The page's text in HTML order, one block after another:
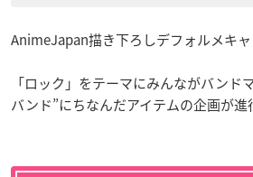
AnimeJapan描き下ろしデフォルメキャ
「ロック」をテーマにみんながバンド
バンド”にちなんだアイテムの企画が進